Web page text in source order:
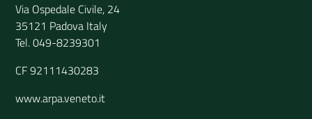
Via Ospedale Civile, 24
35121 Padova Italy
Tel. 049-8239301
CF 92111430283
www.arpa.veneto.it